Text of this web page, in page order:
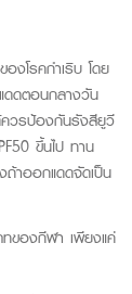
งโรคกำเริบ โดย
ดดตอนกลางวัน
ด้ควรป้องกันรังสียูวี
ขึ้นไป ทาน
าออกแดดจัดเป็น
ทของกีฬา เพียงแค่